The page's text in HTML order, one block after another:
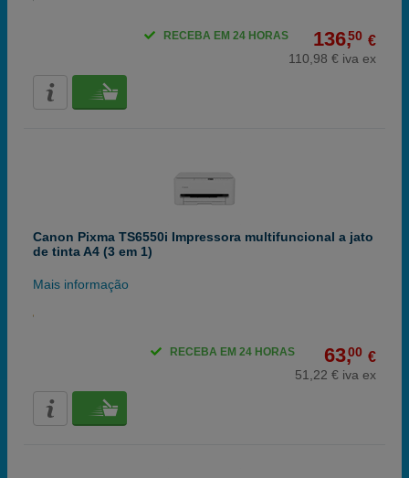
136,50 €
110,98 € iva ex
RECEBA EM 24 HORAS
Canon Pixma TS6550i Impressora multifuncional a jato
de tinta A4 (3 em 1)
Mais informação
63,00 €
51,22 € iva ex
RECEBA EM 24 HORAS